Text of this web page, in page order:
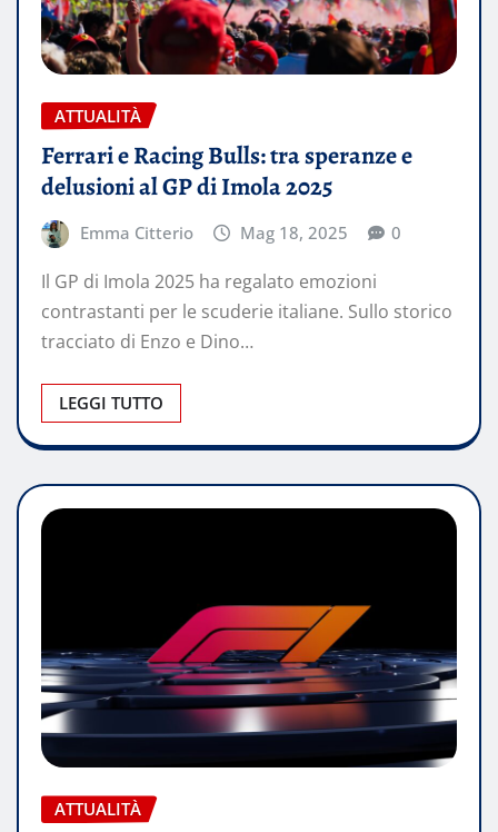
ATTUALITÀ
Ferrari e Racing Bulls: tra speranze e
delusioni al GP di Imola 2025
Emma Citterio Mag 18, 2025 0
Il GP di Imola 2025 ha regalato emozioni
contrastanti per le scuderie italiane. Sullo storico
tracciato di Enzo e Dino…
LEGGI TUTTO
ATTUALITÀ